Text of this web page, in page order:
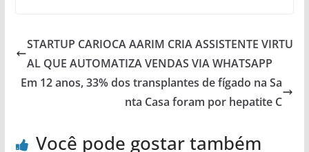
STARTUP CARIOCA AARIM CRIA ASSISTENTE VIRTU
AL QUE AUTOMATIZA VENDAS VIA WHATSAPP
Em 12 anos, 33% dos transplantes de fígado na Sa
nta Casa foram por hepatite C
Você pode gostar também